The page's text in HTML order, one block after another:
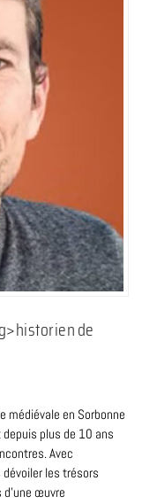
de
médiévale en Sorbonne
depuis plus de 10 ans
Avec
les trésors
œuvre